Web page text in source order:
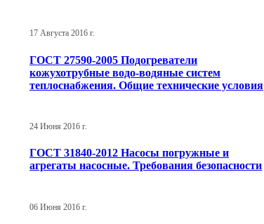
17 Августа 2016 г.
ГОСТ 27590-2005 Подогреватели
кожухотрубные водо-водяные систем
теплоснабжения. Общие технические условия
24 Июня 2016 г.
ГОСТ 31840-2012 Насосы погружные и
агрегаты насосные. Требования безопасности
06 Июня 2016 г.